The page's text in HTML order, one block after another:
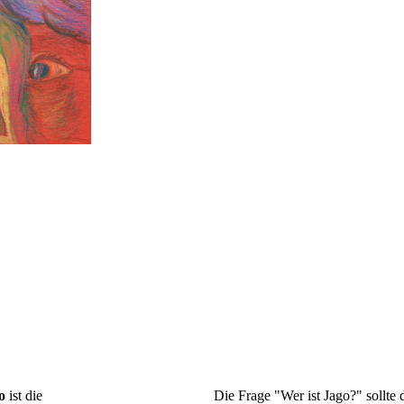
ist die Die Frage "Wer ist Jago?" sollte